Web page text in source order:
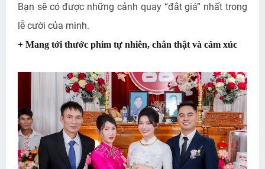
Bạn sẽ có được những cảnh quay “đắt giá” nhất trong
lễ cưới của mình.
+ Mang tới thước phim tự nhiên, chân thật và cảm xúc